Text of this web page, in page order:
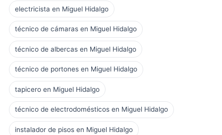
electricista en Miguel Hidalgo
técnico de cámaras en Miguel Hidalgo
técnico de albercas en Miguel Hidalgo
técnico de portones en Miguel Hidalgo
tapicero en Miguel Hidalgo
técnico de electrodomésticos en Miguel Hidalgo
instalador de pisos en Miguel Hidalgo